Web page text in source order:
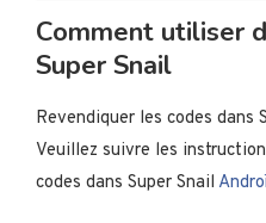
Comment utiliser
Super Snail
Revendiquer les codes dans
Veuillez suivre les
codes dans Super Snail